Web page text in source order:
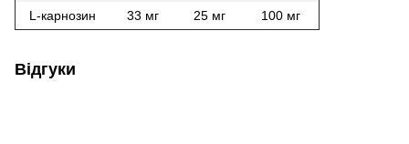
L-карнозин
33 мг 25 мг 100 мг
Відгуки